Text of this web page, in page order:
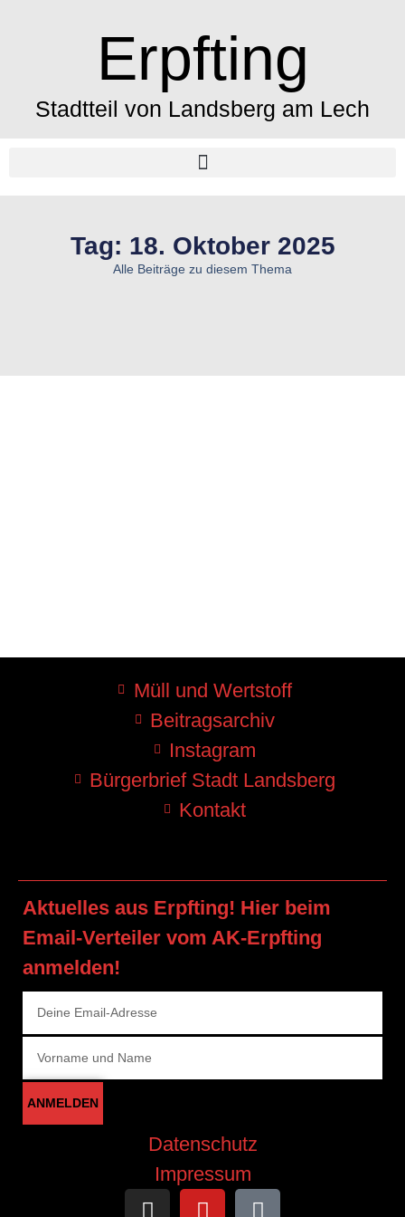
Erpfting
Stadtteil von Landsberg am Lech
Tag: 18. Oktober 2025
Alle Beiträge zu diesem Thema
Müll und Wertstoff
Beitragsarchiv
Instagram
Bürgerbrief Stadt Landsberg
Kontakt
Aktuelles aus Erpfting! Hier beim
Email-Verteiler vom AK-Erpfting
anmelden!
ANMELDEN
Datenschutz
Impressum